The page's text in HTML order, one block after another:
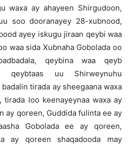
waxa ay ahayeen Shirgudoon,
soo dooranayey 28-xubnood,
ayey iskugu jiraan qeybi waa
waa sida Xubnaha Gobolada oo
qeybina waa qeyb
qeybtaas uu Shirweynuhu
tirada ay sheegaana waxa
tirada loo keenayeynaa waxa ay
ay qoreen, Guddida fulinta ee ay
Gobolada ee ay qoreen,
ay qoreen shaqadooda may